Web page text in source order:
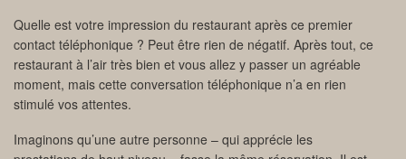
Quelle est votre impression du restaurant après ce premier
contact téléphonique ? Peut être rien de négatif. Après tout, ce
restaurant à l’air très bien et vous allez y passer un agréable
moment, mais cette conversation téléphonique n’a en rien
stimulé vos attentes.
Imaginons qu’une autre personne – qui apprécie les